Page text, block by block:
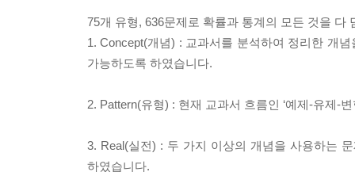
75개 유형, 636문제로 확률과 통계의 모든 것을 다
1. Concept(개념) : 교과서를 분석하여 정리한 개
가능하도록 하였습니다.
2. Pattern(유형) : 현재 교과서 흐름인 ‘예제-유제-
3. Real(실전) : 두 가지 이상의 개념을 사용하는
하였습니다.